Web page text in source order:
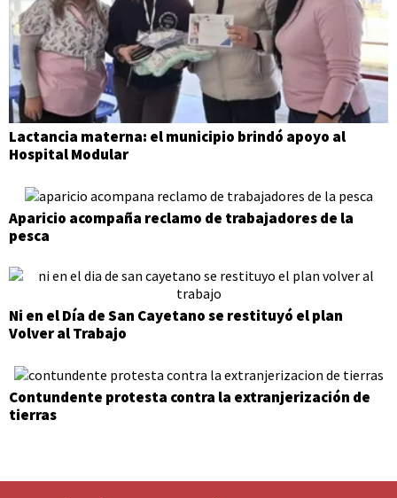
Lactancia materna: el municipio brindó apoyo al
Hospital Modular
Aparicio acompaña reclamo de trabajadores de la
pesca
Ni en el Día de San Cayetano se restituyó el plan
Volver al Trabajo
Contundente protesta contra la extranjerización de
tierras